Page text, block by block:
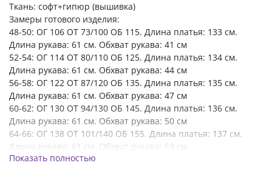
Ткань: софт+гипюр (вышивка)
Замеры готового изделия:
48-50: ОГ 106 ОТ 73/100 ОБ 115. Длина платья: 133 см.
Длина рукава: 61 см. Обхват рукава: 41 см
52-54: ОГ 114 ОТ 80/110 ОБ 125. Длина платья: 134 см.
Длина рукава: 61 см. Обхват рукава: 44 см
56-58: ОГ 122 ОТ 87/120 ОБ 135. Длина платья: 135 см.
Длина рукава: 61 см. Обхват рукава: 47 см
60-62: ОГ 130 ОТ 94/130 ОБ 145. Длина платья: 136 см.
Длина рукава: 61 см. Обхват рукава: 50 см
64-66: ОГ 138 ОТ 101/140 ОБ 155. Длина платья: 137 см.
Длина рукава: 61 см. Обхват рукава: 53 см
Длинное платье в вечернем стиле из софта (ткань
Показать полностью